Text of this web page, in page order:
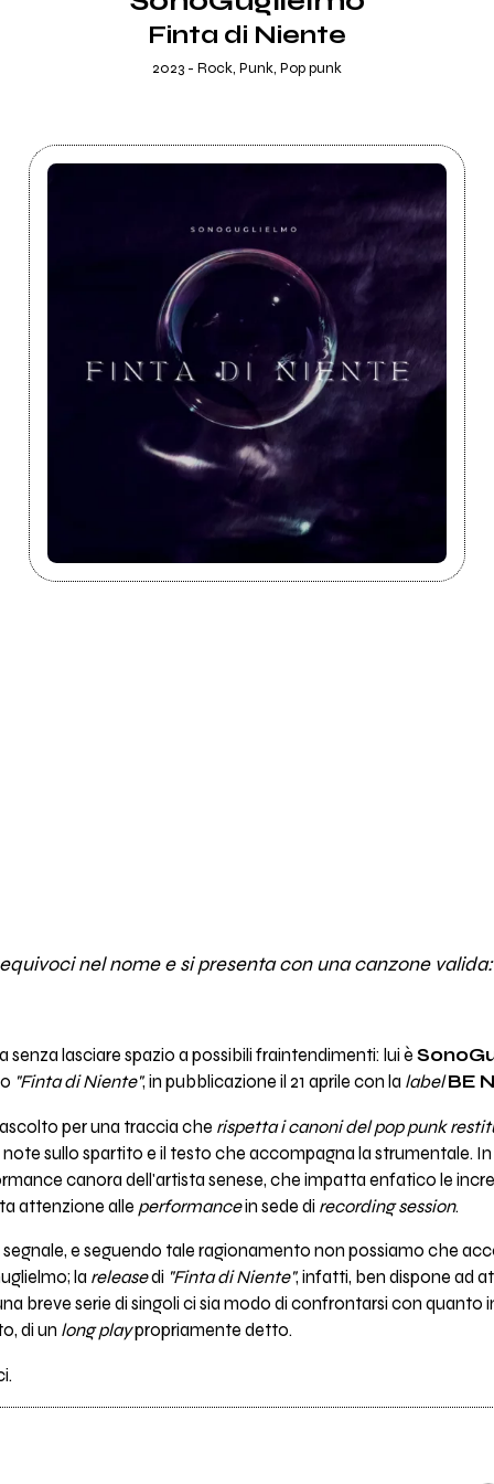
Finta di Niente
2023 - Rock, Punk, Pop punk
nel nome e si presenta con una canzone
senza lasciare spazio a possibili fraintendimenti: lui è
"Finta di Niente", in pubblicazione il 21 aprile con la label BE
per una traccia che rispetta i canoni del pop punk
sullo spartito e il testo che accompagna la strumentale.
canora dell'artista senese, che impatta enfatico le
attenzione alle performancein sede di recording session.
e seguendo tale ragionamento non possiamo che
la releasedi "Finta di Niente", infatti, ben dispone ad
breve serie di singoli ci sia modo di confrontarsi con quanto
di un long playpropriamente detto.